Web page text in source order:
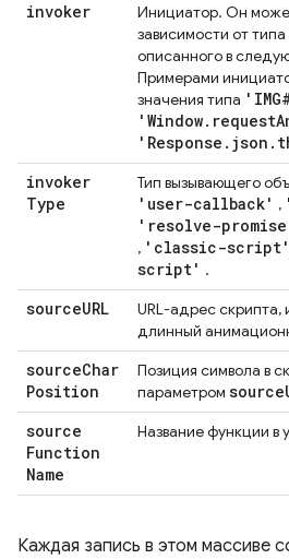
invoker
Инициатор. Он
зависимости от
описанного в
Примерами
значения типа
'Window. request
'Response . json .
invoker
Type
Тип вызывающего
'user-callback' ,
'resolve-
, 'classic-script'
script' .
sourceURL
URL-адрес скрипта,
длинный
sourceChar
Position
Позиция символа в
параметром source
source
Function
Name
Название функции в
Каждая запись в этом массиве